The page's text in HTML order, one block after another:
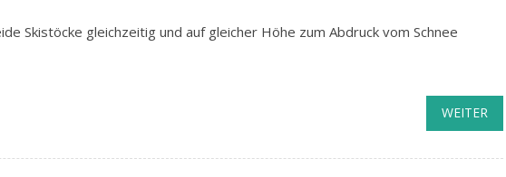
Skistöcke gleichzeitig und auf gleicher Höhe zum Abdruck vom Schnee
WEITER